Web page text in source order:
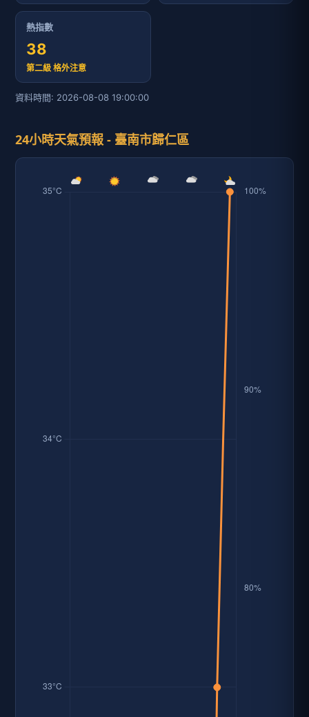
熱指數
38
第二級 格外注意
資料時間: 2026-08-08 19:00:00
24小時天氣預報 - 臺南市歸仁區